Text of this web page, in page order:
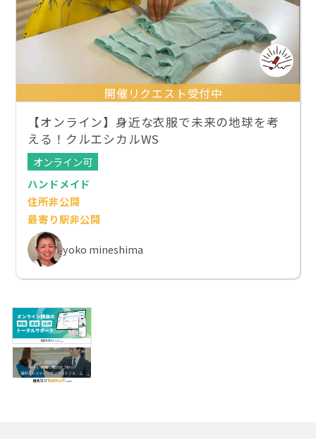
開催リクエスト受付中
【オンライン】身近な衣服で未来の地球を考
える！クルエシカルWS
オンライン可
ハンドメイド
住所非公開
最寄り駅非公開
yoko mineshima